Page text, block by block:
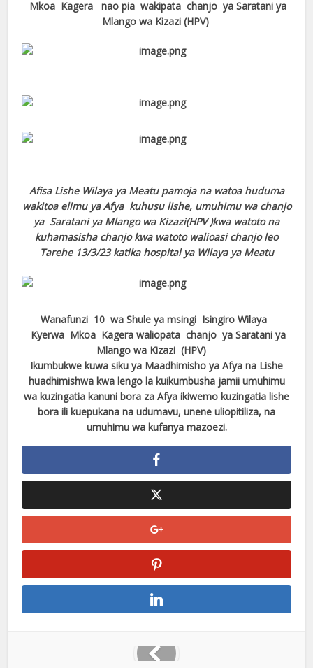
Mkoa Kagera nao pia wakipata chanjo ya Saratani ya
Mlango wa Kizazi (HPV)
Afisa Lishe Wilaya ya Meatu pamoja na watoa huduma
wakitoa elimu ya Afya kuhusu lishe, umuhimu wa chanjo
ya Saratani ya Mlango wa Kizazi(HPV )kwa watoto na
kuhamasisha chanjo kwa watoto walioasi chanjo leo
Tarehe 13/3/23 katika hospital ya Wilaya ya Meatu
Wanafunzi 10 wa Shule ya msingi Isingiro Wilaya
Kyerwa Mkoa Kagera waliopata chanjo ya Saratani ya
Mlango wa Kizazi (HPV)
Ikumbukwe kuwa siku ya Maadhimisho ya Afya na Lishe
huadhimishwa kwa lengo la kuikumbusha jamii umuhimu
wa kuzingatia kanuni bora za Afya ikiwemo kuzingatia lishe
bora ili kuepukana na udumavu, unene uliopitiliza, na
umuhimu wa kufanya mazoezi.